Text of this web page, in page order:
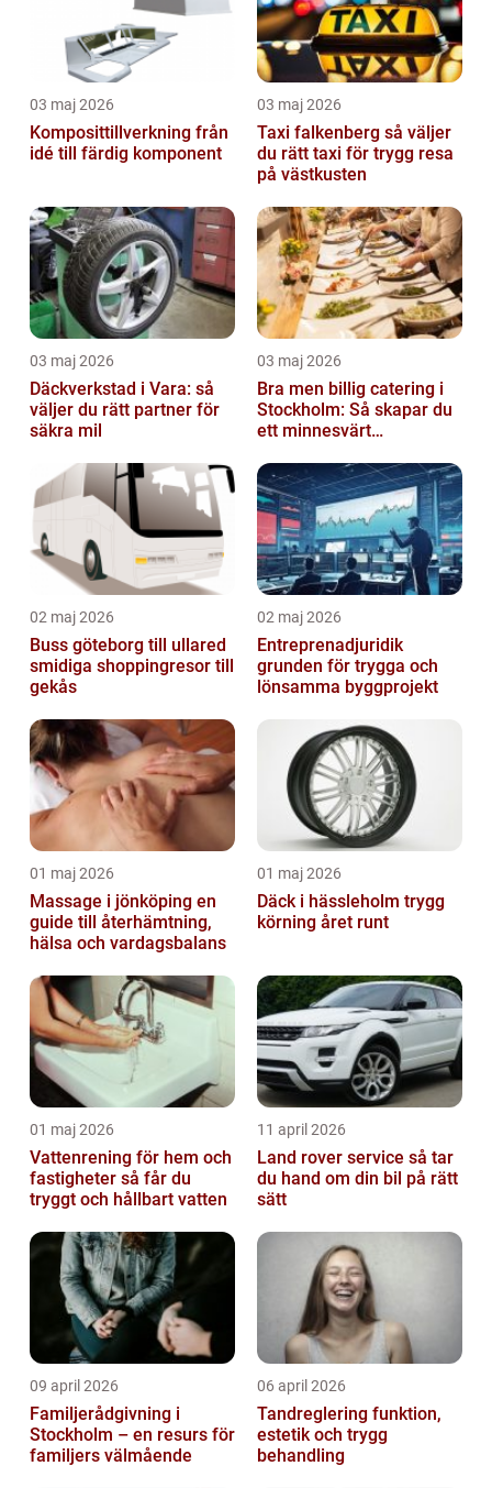
03 maj 2026
Komposittillverkning från
idé till färdig komponent
03 maj 2026
Taxi falkenberg så väljer
du rätt taxi för trygg resa
på västkusten
03 maj 2026
Däckverkstad i Vara: så
väljer du rätt partner för
säkra mil
03 maj 2026
Bra men billig catering i
Stockholm: Så skapar du
ett minnesvärt
02 maj 2026
Buss göteborg till ullared
smidiga shoppingresor till
gekås
02 maj 2026
Entreprenadjuridik
grunden för trygga och
lönsamma byggprojekt
01 maj 2026
Massage i jönköping en
guide till återhämtning,
hälsa och vardagsbalans
01 maj 2026
Däck i hässleholm trygg
körning året runt
01 maj 2026
Vattenrening för hem och
fastigheter så får du
tryggt och hållbart vatten
11 april 2026
Land rover service så tar
du hand om din bil på rätt
sätt
09 april 2026
Familjerådgivning i
Stockholm – en resurs för
familjers välmående
06 april 2026
Tandreglering funktion,
estetik och trygg
behandling